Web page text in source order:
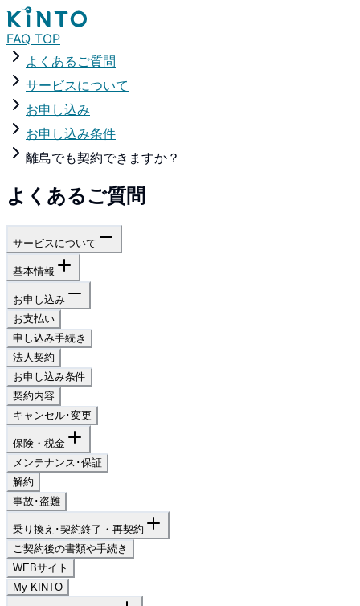
FAQ TOP
よくあるご質問
サービスについて
お申し込み
お申し込み条件
離島でも契約できますか？
よくあるご質問
サービスについて
基本情報
お申し込み
お支払い
申し込み手続き
法人契約
お申し込み条件
契約内容
キャンセル･変更
保険・税金
メンテナンス･保証
解約
事故･盗難
乗り換え･契約終了・再契約
ご契約後の書類や手続き
WEBサイト
My KINTO